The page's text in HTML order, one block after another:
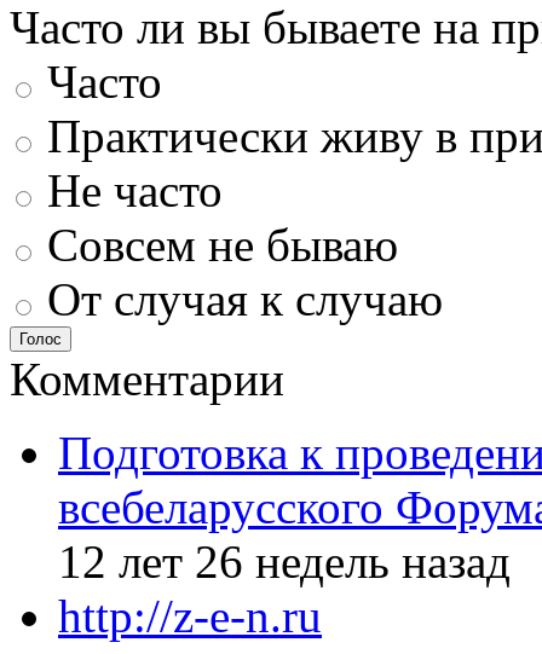
Часто ли вы бываете на
Часто
Практически живу в
Не часто
Совсем не бываю
От случая к случаю
Голос
Комментарии
Подготовка к
всебеларусского
12 лет 26 недель назад
http://z-e-n.ru